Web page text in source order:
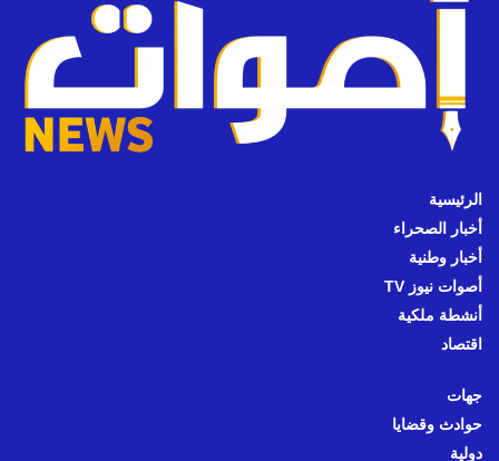
الرئيسية
أخبار الصحراء
أخبار وطنية
أصوات نيوز TV
أنشطة ملكية
اقتصاد
جهات
حوادث وقضايا
دولية